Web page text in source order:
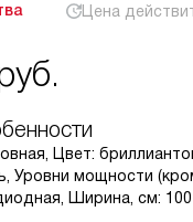
Цена
Цвет:
Уровни мощности
Ширина, см: 100